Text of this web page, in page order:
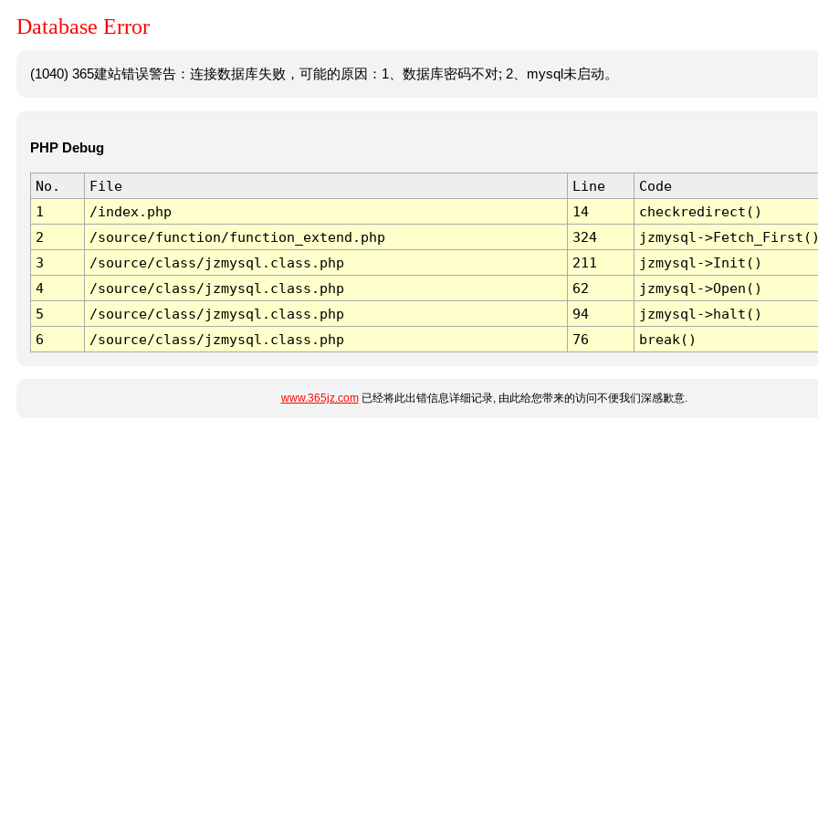
Database Error
(1040) 365建站错误警告：连接数据库失败，可能的原因：1、数据库密码不对; 2、mysql未启动。
PHP Debug
No. File Line
Code
1
/index.php 14
checkredirect()
2
/source/function/function_extend.php 324
jzmysql-
3
/source/class/jzmysql.class.php 211
jzmysql->Init()
4
/source/class/jzmysql.class.php 62
jzmysql->Open()
5
/source/class/jzmysql.class.php 94
jzmysql->halt()
6
/source/class/jzmysql.class.php 76 break()
www.365jz.com已经将此出错信息详细记录, 由此给您带来的访问不便我们深感歉意.